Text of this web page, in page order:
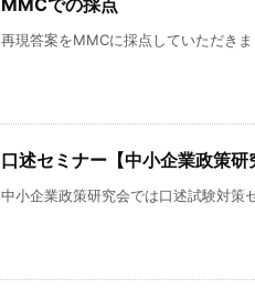
再現答案をMMCに採点していただき
口述セミナー【中小企業政策研
中小企業政策研究会では口述試験対